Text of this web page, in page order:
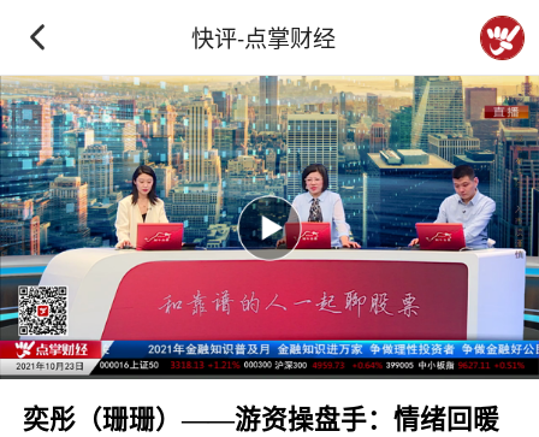
快评-点掌财经
奕彤（珊珊）——游资操盘手：情绪回暖